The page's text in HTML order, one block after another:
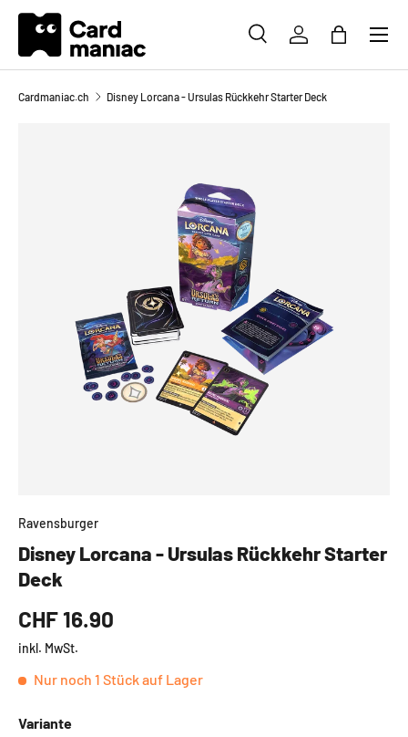
DIREKT ZUM INHALT
SUCHEEINLOGGEN
Menü
Cardmaniac.ch Disney Lorcana - Ursulas Rückkehr Starter Deck
Ravensburger
Disney Lorcana - Ursulas Rückkehr Starter
Deck
CHF 16.90
inkl. MwSt.
Nur noch 1 Stück auf Lager
Variante